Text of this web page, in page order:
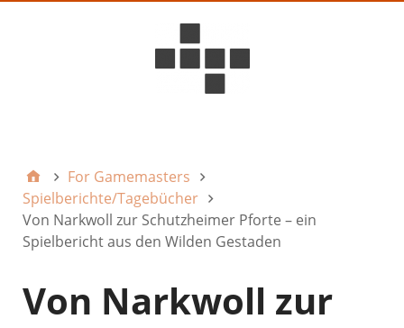
For Gamemasters
Spielberichte/Tagebücher
Von Narkwoll zur Schutzheimer Pforte – ein
Spielbericht aus den Wilden Gestaden
Von Narkwoll zur